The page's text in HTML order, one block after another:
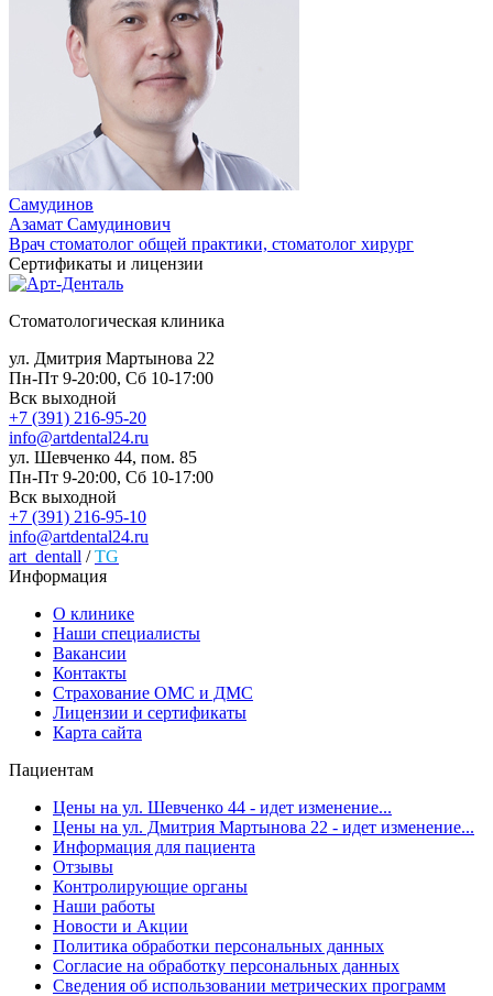
Самудинов
Азамат Самудинович
Врач стоматолог общей практики, стоматолог хирург
Сертификаты и лицензии
Стоматологическая клиника
ул. Дмитрия Мартынова 22
Пн-Пт 9-20:00, Сб 10-17:00
Вск выходной
+7 (391) 216-95-20
info@artdental24.ru
ул. Шевченко 44, пом. 85
Пн-Пт 9-20:00, Сб 10-17:00
Вск выходной
+7 (391) 216-95-10
info@artdental24.ru
art_dentall /TG
Информация
О клинике
Наши специалисты
Вакансии
Контакты
Страхование ОМС и ДМС
Лицензии и сертификаты
Карта сайта
Пациентам
Цены на ул. Шевченко 44 - идет изменение...
Цены на ул. Дмитрия Мартынова 22 - идет изменение...
Информация для пациента
Отзывы
Контролирующие органы
Наши работы
Новости и Акции
Политика обработки персональных данных
Согласие на обработку персональных данных
Сведения об использовании метрических программ